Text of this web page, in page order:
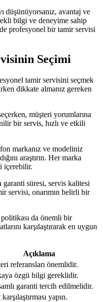
düşünüyorsanız, avantaj ve
bilgi ve deneyime sahip
profesyonel bir tamir servisi
Seçimi
tamir servisini seçmek
dikkate almanız gereken
müşteri yorumlarına
bir servis, hızlı ve etkili
markanız ve modeliniz
araştırın. Her marka
içerebilir.
garanti süresi, servis kalitesi
servisi, onarımın belirli bir
da önemli bir
karşılaştırarak en uygun
Açıklama
referansları önemlidir.
özgü bilgi gereklidir.
garanti tercih edilmelidir.
yapın.